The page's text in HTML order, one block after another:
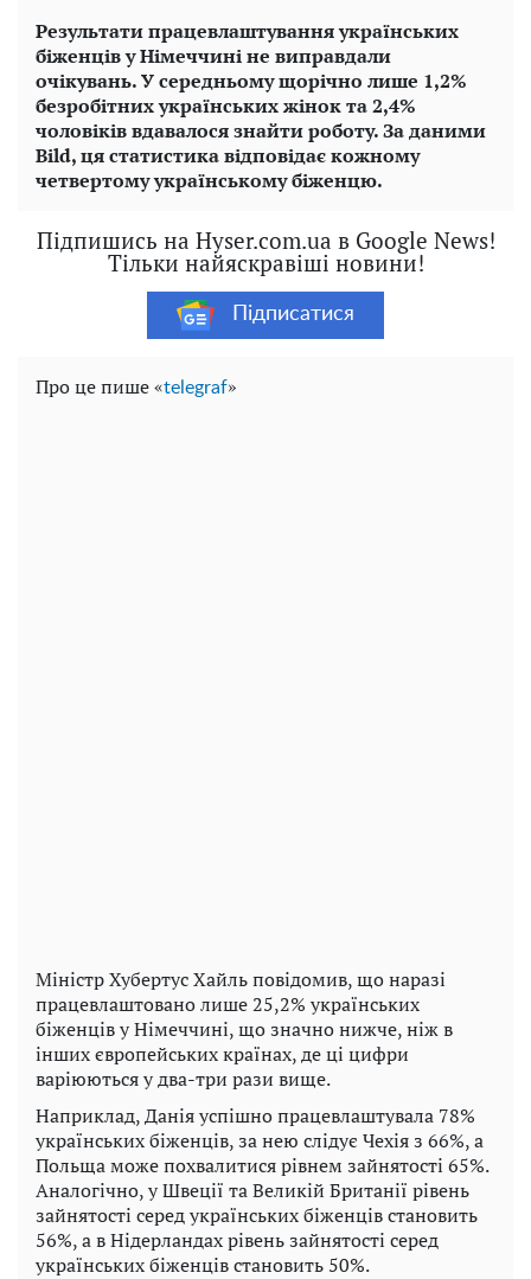
Результати працевлаштування українських
біженців у Німеччині не виправдали
очікувань. У середньому щорічно лише 1,2%
безробітних українських жінок та 2,4%
чоловіків вдавалося знайти роботу. За даними
Bild, ця статистика відповідає кожному
четвертому українському біженцю.
Підпишись на Hyser.com.ua в Google News!
Тільки найяскравіші новини!
Підписатися
Про це пише «telegraf»
Міністр Хубертус Хайль повідомив, що наразі
працевлаштовано лише 25,2% українських
біженців у Німеччині, що значно нижче, ніж в
інших європейських країнах, де ці цифри
варіюються у два-три рази вище.
Наприклад, Данія успішно працевлаштувала 78%
українських біженців, за нею слідує Чехія з 66%, а
Польща може похвалитися рівнем зайнятості 65%.
Аналогічно, у Швеції та Великій Британії рівень
зайнятості серед українських біженців становить
56%, а в Нідерландах рівень зайнятості серед
українських біженців становить 50%.